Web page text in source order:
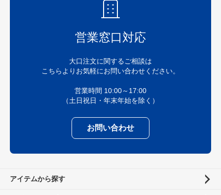
営業窓口対応
大口注文に関するご相談は
こちらよりお気軽にお問い合わせください。
営業時間 10:00～17:00
（土日祝日・年末年始を除く）
お問い合わせ
アイテムから探す